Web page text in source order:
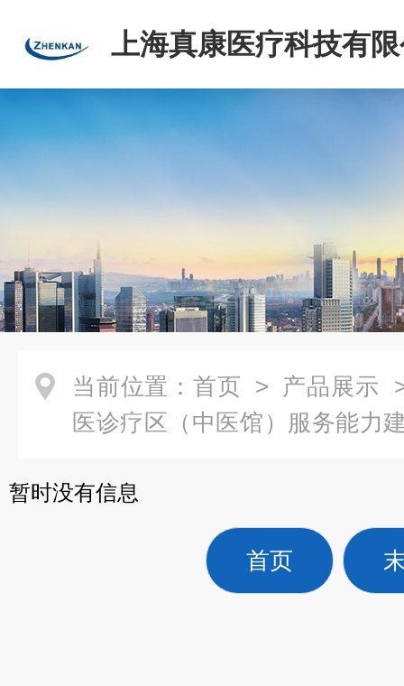
上海真康医疗科技有
当前位置： 首页 > 产品展示
医诊疗区（中医馆）服务能力
暂时没有信息
首页